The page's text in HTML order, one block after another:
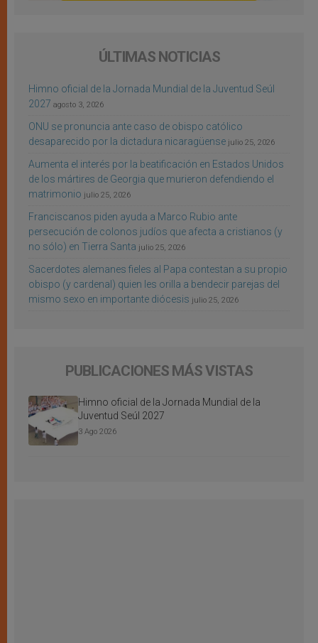
ÚLTIMAS NOTICIAS
Himno oficial de la Jornada Mundial de la Juventud Seúl
2027 agosto 3, 2026
ONU se pronuncia ante caso de obispo católico
desaparecido por la dictadura nicaragüense julio 25, 2026
Aumenta el interés por la beatificación en Estados Unidos
de los mártires de Georgia que murieron defendiendo el
matrimonio julio 25, 2026
Franciscanos piden ayuda a Marco Rubio ante
persecución de colonos judíos que afecta a cristianos (y
no sólo) en Tierra Santa julio 25, 2026
Sacerdotes alemanes fieles al Papa contestan a su propio
obispo (y cardenal) quien les orilla a bendecir parejas del
mismo sexo en importante diócesis julio 25, 2026
PUBLICACIONES MÁS VISTAS
Himno oficial de la Jornada Mundial de la
Juventud Seúl 2027
3 Ago 2026